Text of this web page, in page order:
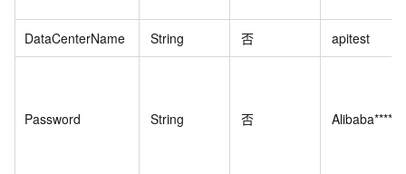
DataCenterName String 否 apitest
Password String 否